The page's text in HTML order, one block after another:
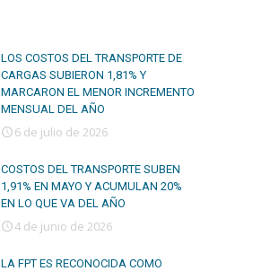
LOS COSTOS DEL TRANSPORTE DE
CARGAS SUBIERON 1,81% Y
MARCARON EL MENOR INCREMENTO
MENSUAL DEL AÑO
6 de julio de 2026
COSTOS DEL TRANSPORTE SUBEN
1,91% EN MAYO Y ACUMULAN 20%
EN LO QUE VA DEL AÑO
4 de junio de 2026
LA FPT ES RECONOCIDA COMO